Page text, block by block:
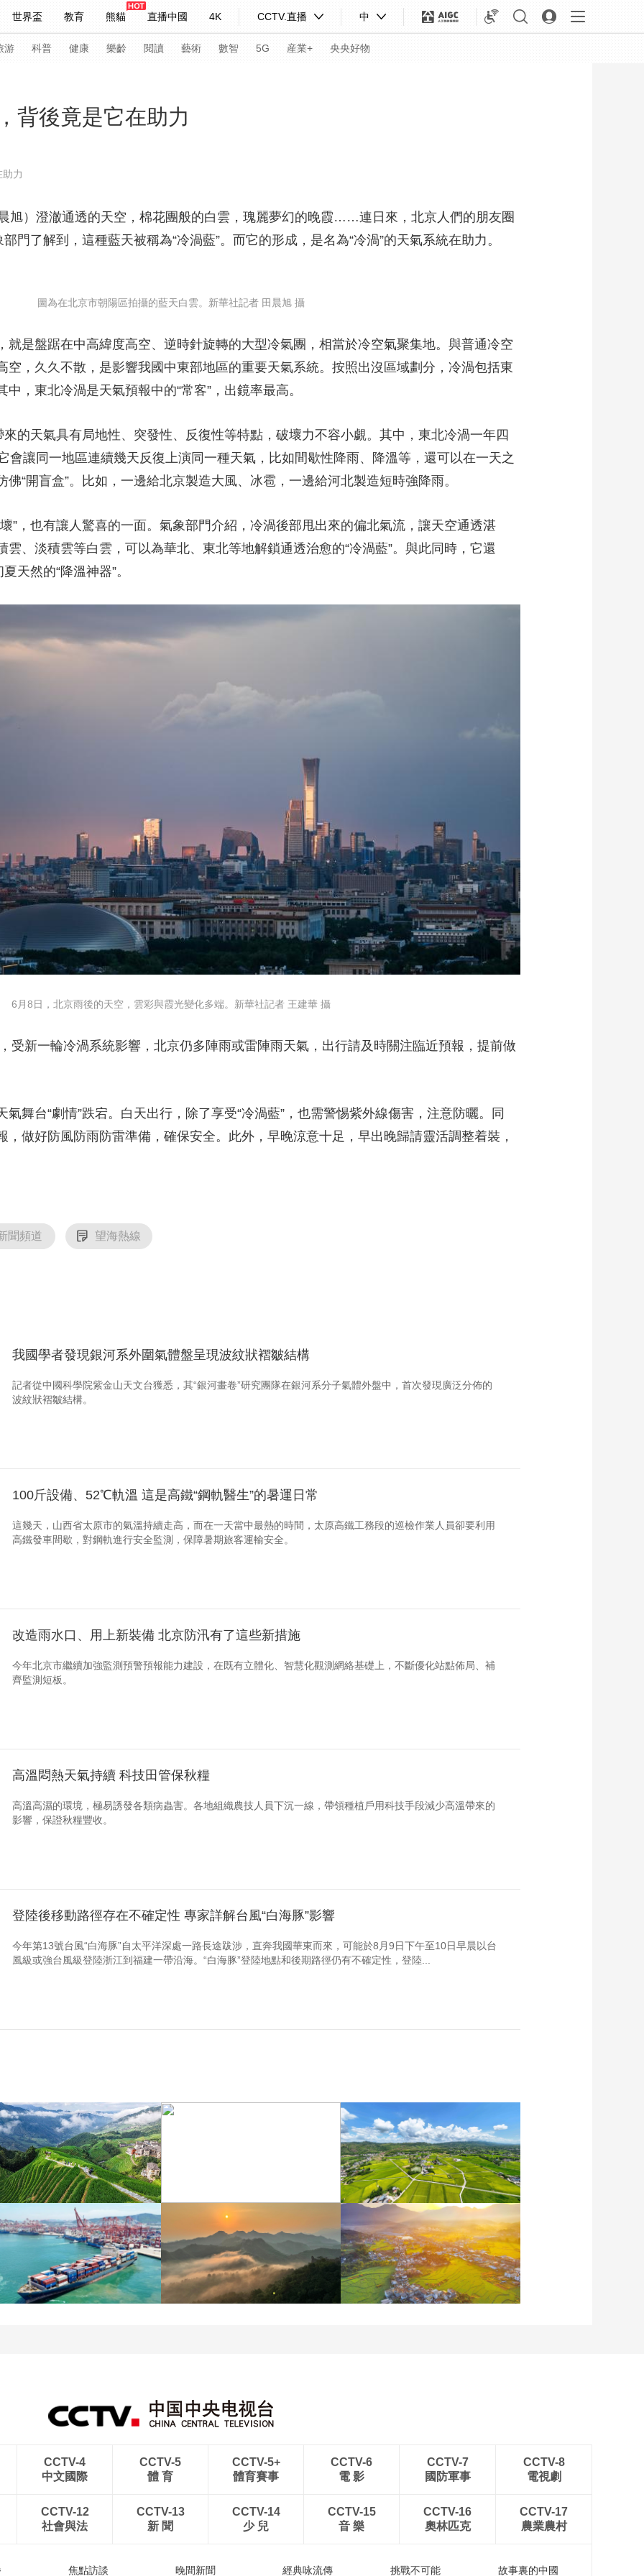
世界盃 教育 熊貓 直播中國 4K CCTV.直播 中
妙語 熱解讀 天天學習
持人 下載央視影音
游 科普 健康 樂齡 閱讀 藝術 數智 5G 産業+ 央央好物
道 VR/AR 4K專區 全景新聞
入列 人生第一次 人生第二次
體育江湖 文化體育 冰雪道路 足球道路
央博 非遺 文化 旅游 科普 健康 樂齡 閱讀 藝術 汽車 數智 5G 産業+
雲起 超級工廠 智敬中國 全民健康 顏選攻略 海洋 時尚 天氣 才藝 網展 央央好物
收視榜 總台企業白名單
背後竟是它在助力
力
）澄澈通透的天空，棉花團般的白雲，瑰麗夢幻的晚霞……連日來，北京人們的朋友圈
門了解到，這種藍天被稱為“冷渦藍”。而它的形成，是名為“冷渦”的天氣系統在助力。
圖為在北京市朝陽區拍攝的藍天白雲。新華社記者 田晨旭 攝
盤踞在中高緯度高空、逆時針旋轉的大型冷氣團，相當於冷空氣聚集地。與普通冷空
空，久久不散，是影響我國中東部地區的重要天氣系統。按照出沒區域劃分，冷渦包括東
，東北冷渦是天氣預報中的“常客”，出鏡率最高。
天氣具有局地性、突發性、反復性等特點，破壞力不容小覷。其中，東北冷渦一年四
會讓同一地區連續幾天反復上演同一種天氣，比如間歇性降雨、降溫等，還可以在一天之
“開盲盒”。比如，一邊給北京製造大風、冰雹，一邊給河北製造短時強降雨。
也有讓人驚喜的一面。氣象部門介紹，冷渦後部甩出來的偏北氣流，讓天空通透湛
、淡積雲等白雲，可以為華北、東北等地解鎖通透治愈的“冷渦藍”。與此同時，它還
天然的“降溫神器”。
8日，北京雨後的天空，雲彩與霞光變化多端。新華社記者 王建華 攝
一輪冷渦系統影響，北京仍多陣雨或雷陣雨天氣，出行請及時關注臨近預報，提前做
台“劇情”跌宕。白天出行，除了享受“冷渦藍”，也需警惕紫外線傷害，注意防曬。同
做好防風防雨防雷準備，確保安全。此外，早晚涼意十足，早出晚歸請靈活調整着裝，
聞頻道 望海熱線
我國學者發現銀河系外圍氣體盤呈現波紋狀褶皺結構
記者從中國科學院紫金山天文台獲悉，其“銀河畫卷”研究團隊在銀河系分子氣體外盤中，首次發現廣泛分佈的
波紋狀褶皺結構。
100斤設備、52℃軌溫 這是高鐵“鋼軌醫生”的暑運日常
這幾天，山西省太原市的氣溫持續走高，而在一天當中最熱的時間，太原高鐵工務段的巡檢作業人員卻要利用
高鐵發車間歇，對鋼軌進行安全監測，保障暑期旅客運輸安全。
改造雨水口、用上新裝備 北京防汛有了這些新措施
今年北京市繼續加強監測預警預報能力建設，在既有立體化、智慧化觀測網絡基礎上，不斷優化站點佈局、補
齊監測短板。
高溫悶熱天氣持續 科技田管保秋糧
高溫高濕的環境，極易誘發各類病蟲害。各地組織農技人員下沉一線，帶領種植戶用科技手段減少高溫帶來的
影響，保證秋糧豐收。
登陸後移動路徑存在不確定性 專家詳解台風“白海豚”影響
今年第13號台風“白海豚”自太平洋深處一路長途跋涉，直奔我國華東而來，可能於8月9日下午至10日早晨以台
風級或強台風級登陸浙江到福建一帶沿海。“白海豚”登陸地點和後期路徑仍有不確定性，登陸...
期出游 樂享美好時光
江蘇泗洪：洪澤湖濕地白
鷺嬉戲
重慶梁平：優質水稻豐收
在望
CCTV-4
中文國際
CCTV-5
體 育
CCTV-5+
體育賽事
CCTV-6
電 影
CCTV-7
國防軍事
CCTV-8
電視劇
CCTV-12
社會與法
CCTV-13
新 聞
CCTV-14
少 兒
CCTV-15
音 樂
CCTV-16
奧林匹克
CCTV-17
農業農村
焦點訪談 晚間新聞 經典咏流傳 挑戰不可能 故事裏的中國